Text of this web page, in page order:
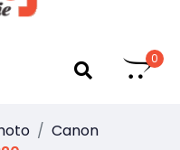
0
Canon